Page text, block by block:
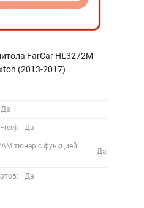
FarCar HL3272M
(2013-2017)
Да
Да
тюнер с функцией
Да
Да